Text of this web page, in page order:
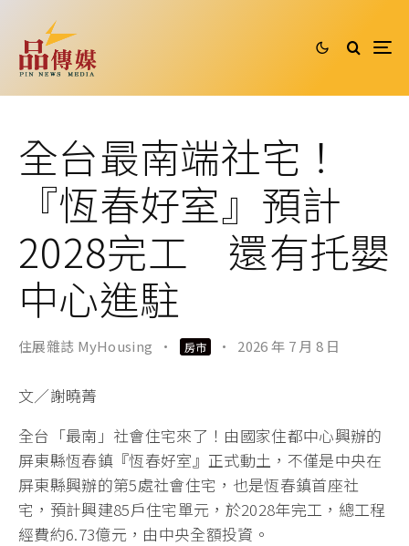
全台最南端社宅！
『恆春好室』預計
2028完工 還有托嬰
中心進駐
住展雜誌 MyHousing · 房市 · 2026 年 7 月 8 日
文／謝曉菁
全台「最南」社會住宅來了！由國家住都中心興辦的
屏東縣恆春鎮『恆春好室』正式動土，不僅是中央在
屏東縣興辦的第5處社會住宅，也是恆春鎮首座社
宅，預計興建85戶住宅單元，於2028年完工，總工程
經費約6.73億元，由中央全額投資。